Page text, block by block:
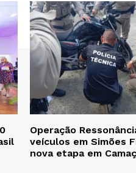
Operação
veículos em Simões
nova etapa em